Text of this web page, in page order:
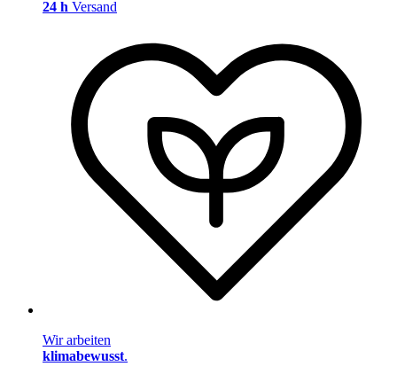
24 h Versand
Wir arbeiten
klimabewusst.